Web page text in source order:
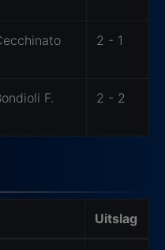
2 - 1
F. 2 - 2
Uitslag